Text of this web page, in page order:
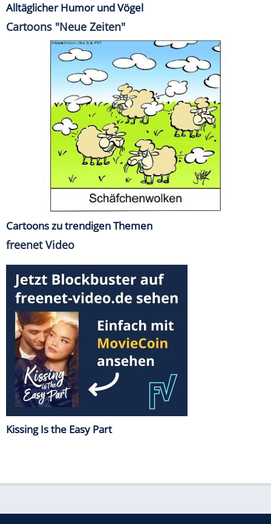
Alltäglicher Humor und Vögel
Cartoons "Neue Zeiten"
Cartoons zu trendigen Themen
freenet Video
Kissing Is the Easy Part